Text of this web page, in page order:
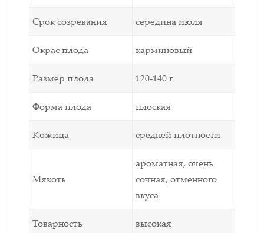
Срок созревания середина июля
Окрас плода карминовый
Размер плода 120-140 г
Форма плода плоская
Кожица средней плотности
Мякоть
ароматная, очень
сочная, отменного
вкуса
Товарность высокая